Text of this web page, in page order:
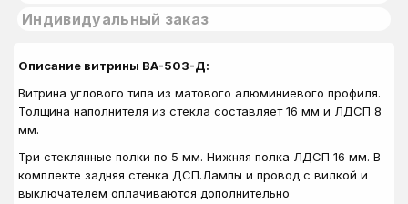
Индивидуальный заказ
Описание витрины ВА-503-Д:
Витрина углового типа из матового алюминиевого профиля.
Толщина наполнителя из стекла составляет 16 мм и ЛДСП 8
мм.
Три стеклянные полки по 5 мм. Нижняя полка ЛДСП 16 мм. В
комплекте задняя стенка ДСП.Лампы и провод с вилкой и
выключателем оплачиваются дополнительно